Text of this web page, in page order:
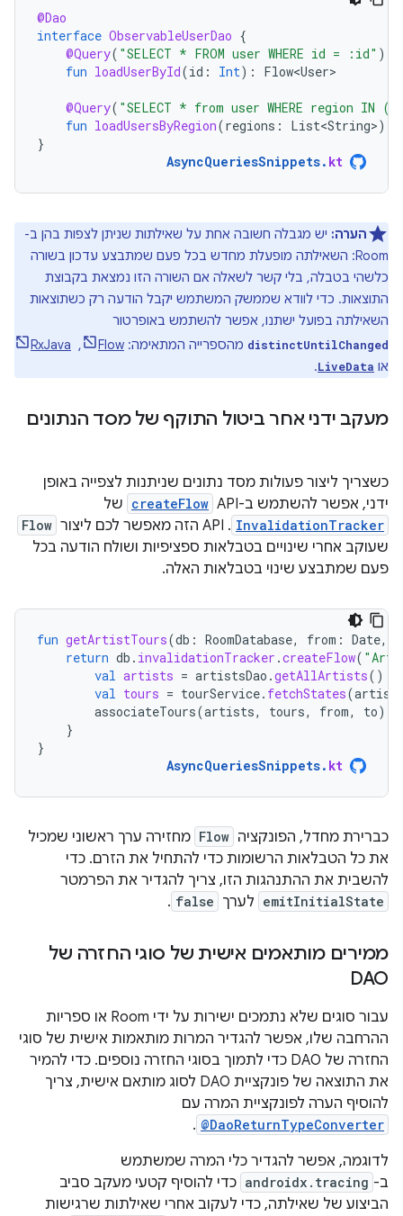
@Dao
interface ObservableUserDao {
@Query( "SELECT * FROM user WHERE id = :id" )
fun loadUserById(id : Int): Flow<User>
@Query( "SELECT * from user WHERE region IN
fun loadUsersByRegion(regions : List<String>):
}
AsyncQueriesSnippets. kt
הערה: יש מגבלה חשובה אחת על שאילתות שניתן לצפות בהן ב-
Room: השאילתה מופעלת מחדש בכל פעם שמתבצע עדכון בשורה
כלשהי בטבלה, בלי קשר לשאלה אם השורה הזו נמצאת בקבוצת
התוצאות. כדי לוודא שממשק המשתמש יקבל הודעה רק כשתוצאות
השאילתה בפועל ישתנו, אפשר להשתמש באופרטור
distinctUntilChanged מהספרייה המתאימה: Flow
, ‏
RxJava
או LiveData
.
מעקב ידני אחר ביטול התוקף של מסד הנתונים
כשצריך ליצור פעולות מסד נתונים שניתנות לצפייה באופן
ידני, אפשר להשתמש ב-API‏
createFlow של
InvalidationTracker . ‫API הזה מאפשר לכם ליצור Flow
שעוקב אחרי שינויים בטבלאות ספציפיות ושולח הודעה בכל
פעם שמתבצע שינוי בטבלאות האלה.
fun getArtistTours(db : RoomDatabase, from : Date,
return db . invalidationTracker .createFlow(
val artists = artistsDao .getAllArtists()
val tours = tourService. fetchStates(
associateTours(artists, tours, from, to)
}
}
AsyncQueriesSnippets. kt
כברירת מחדל, הפונקציה Flow מחזירה ערך ראשוני שמכיל
את כל הטבלאות הרשומות כדי להתחיל את הזרם. כדי
להשבית את ההתנהגות הזו, צריך להגדיר את הפרמטר
emitInitialState לערך false
.
ממירים מותאמים אישית של סוגי החזרה של
DAO
עבור סוגים שלא נתמכים ישירות על ידי Room או ספריות
ההרחבה שלו, אפשר להגדיר המרות מותאמות אישית של סוגי
החזרה של DAO כדי לתמוך בסוגי החזרה נוספים. כדי להמיר
את התוצאה של פונקציית DAO לסוג מותאם אישית, צריך
להוסיף הערה לפונקציית המרה עם
@DaoReturnTypeConverter
.
לדוגמה, אפשר להגדיר כלי המרה שמשתמש
ב- androidx.tracing כדי להוסיף קטעי מעקב סביב
הביצוע של שאילתה, כדי לעקוב אחרי שאילתות שרגישות